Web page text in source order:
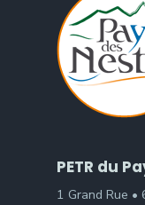
PETR du
1 Grand Rue